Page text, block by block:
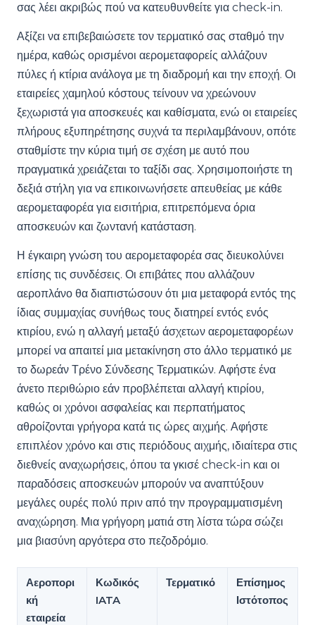
σας λέει ακριβώς πού να κατευθυνθείτε για check-in.
Αξίζει να επιβεβαιώσετε τον τερματικό σας σταθμό την
ημέρα, καθώς ορισμένοι αερομεταφορείς αλλάζουν
πύλες ή κτίρια ανάλογα με τη διαδρομή και την εποχή. Οι
εταιρείες χαμηλού κόστους τείνουν να χρεώνουν
ξεχωριστά για αποσκευές και καθίσματα, ενώ οι εταιρείες
πλήρους εξυπηρέτησης συχνά τα περιλαμβάνουν, οπότε
σταθμίστε την κύρια τιμή σε σχέση με αυτό που
πραγματικά χρειάζεται το ταξίδι σας. Χρησιμοποιήστε τη
δεξιά στήλη για να επικοινωνήσετε απευθείας με κάθε
αερομεταφορέα για εισιτήρια, επιτρεπόμενα όρια
αποσκευών και ζωντανή κατάσταση.
Η έγκαιρη γνώση του αερομεταφορέα σας διευκολύνει
επίσης τις συνδέσεις. Οι επιβάτες που αλλάζουν
αεροπλάνο θα διαπιστώσουν ότι μια μεταφορά εντός της
ίδιας συμμαχίας συνήθως τους διατηρεί εντός ενός
κτιρίου, ενώ η αλλαγή μεταξύ άσχετων αερομεταφορέων
μπορεί να απαιτεί μια μετακίνηση στο άλλο τερματικό με
το δωρεάν Τρένο Σύνδεσης Τερματικών. Αφήστε ένα
άνετο περιθώριο εάν προβλέπεται αλλαγή κτιρίου,
καθώς οι χρόνοι ασφαλείας και περπατήματος
αθροίζονται γρήγορα κατά τις ώρες αιχμής. Αφήστε
επιπλέον χρόνο και στις περιόδους αιχμής, ιδιαίτερα στις
διεθνείς αναχωρήσεις, όπου τα γκισέ check-in και οι
παραδόσεις αποσκευών μπορούν να αναπτύξουν
μεγάλες ουρές πολύ πριν από την προγραμματισμένη
αναχώρηση. Μια γρήγορη ματιά στη λίστα τώρα σώζει
μια βιασύνη αργότερα στο πεζοδρόμιο.
Αεροπορι
κή
εταιρεία
Κωδικός
IATA
Τερματικό
Επίσημος
Ιστότοπος